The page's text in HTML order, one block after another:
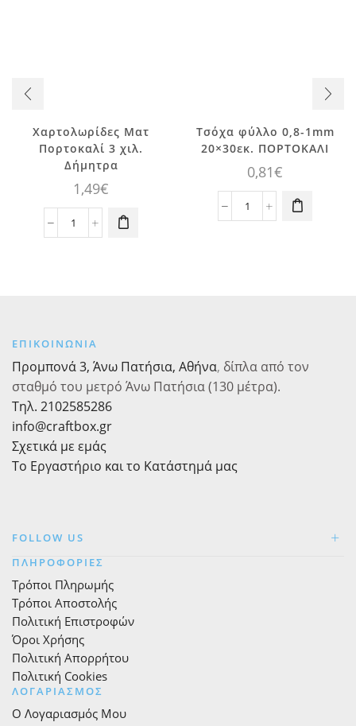
Χαρτολωρίδες Ματ
Πορτοκαλί 3 χιλ.
Δήμητρα
1,49€
Χαρτολωρίδες
Τσόχα φύλλο 0,8-1mm
20×30εκ. ΠΟΡΤΟΚΑΛΙ
0,81€
Τσόχα
ΕΠΙΚΟΙΝΩΝΙΑ
Προμπονά 3, Άνω Πατήσια, Αθήνα, δίπλα από τον
σταθμό του μετρό Άνω Πατήσια (130 μέτρα).
Τηλ. 2102585286
info@craftbox.gr
Σχετικά με εμάς
Το Εργαστήριο και το Κατάστημά μας
FOLLOW US
ΠΛΗΡΟΦΟΡΙΕΣ
Τρόποι Πληρωμής
Τρόποι Αποστολής
Πολιτική Επιστροφών
Όροι Χρήσης
Πολιτική Απορρήτου
Πολιτική Cookies
ΛΟΓΑΡΙΑΣΜΟΣ
Ο Λογαριασμός Μου